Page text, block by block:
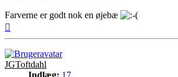
Farverne er godt nok en øjebæ
JGToftdahl
Indlæg: 17